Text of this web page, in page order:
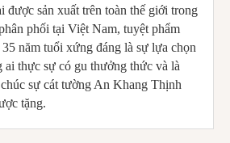
được sản xuất trên toàn thế giới trong
phối tại Việt Nam, tuyệt phẩm
năm tuổi xứng đáng là sự lựa chọn
ai thực sự có gu thưởng thức và là
sự cát tường An Khang Thịnh
tặng.